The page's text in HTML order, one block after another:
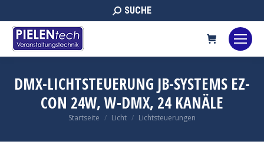
Search:
SUCHE
DMX-LICHTSTEUERUNG JB-SYSTEMS EZ-
CON 24W, W-DMX, 24 KANÄLE
Sie befinden sich hier:
Startseite Licht Lichtsteuerungen